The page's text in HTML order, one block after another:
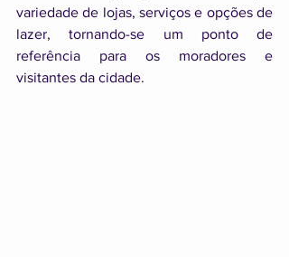
variedade de lojas, serviços e opções de
lazer, tornando-se um ponto de
referência para os moradores e
visitantes da cidade.